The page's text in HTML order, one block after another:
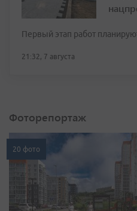
Первый этап работ
21:32, 7 августа
Фоторепортаж
20 фото